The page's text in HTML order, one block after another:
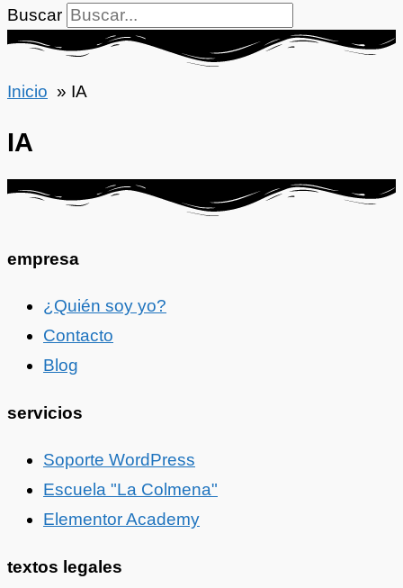
Buscar
Inicio IA
IA
empresa
¿Quién soy yo?
Contacto
Blog
servicios
Soporte WordPress
Escuela "La Colmena"
Elementor Academy
textos legales